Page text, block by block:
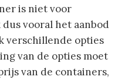
is niet voor
vooral het aanbod
verschillende opties
van de opties moet
van de containers,